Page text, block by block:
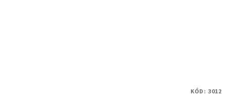
KÓD: 3012